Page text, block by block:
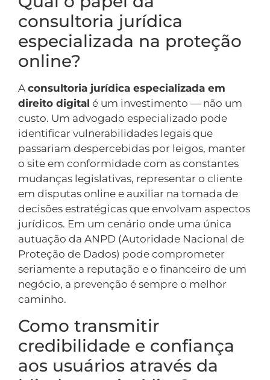
consultoria jurídica
especializada na proteção
online?
A consultoria jurídica especializada em
direito digital é um investimento — não um
custo. Um advogado especializado pode
identificar vulnerabilidades legais que
passariam despercebidas por leigos, manter
o site em conformidade com as constantes
mudanças legislativas, representar o cliente
em disputas online e auxiliar na tomada de
decisões estratégicas que envolvam aspectos
jurídicos. Em um cenário onde uma única
autuação da ANPD (Autoridade Nacional de
Proteção de Dados) pode comprometer
seriamente a reputação e o financeiro de um
negócio, a prevenção é sempre o melhor
caminho.
Como transmitir
credibilidade e confiança
aos usuários através da